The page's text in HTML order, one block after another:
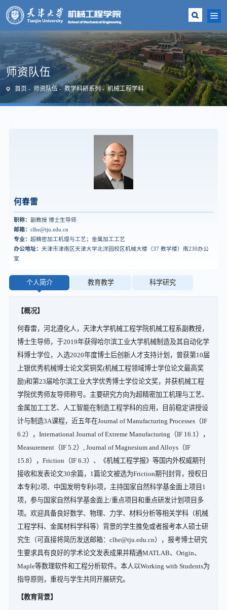
师资队伍
首页 师资队伍 教学科研系列 机械工程学科
何春雷
职称： 副教授 博士生导师
邮箱： clhe@tju.edu.cn
专业： 超精密加工机理与工艺；金属加工工艺
办公地址： 天津市津南区天津大学北洋园校区机械大楼（37 教学楼）南230办公
室
个人简介 教育教学 科学研究
【概况】
何春雷，河北遵化人，天津大学机械工程学院机械工程系副教授，
博士生导师，于2019年获得哈尔滨工业大学机械制造及其自动化学
科博士学位，入选2020年度博士后创新人才支持计划，曾获第10届
上银优秀机械博士论文奖铜奖(机械工程领域博士学位论文最高奖
励)和第23届哈尔滨工业大学优秀博士学位论文奖，并获机械工程
学院优秀师友导师称号。主要研究方向为超精密加工机理与工艺、
金属加工工艺、人工智能在制造工程学科的应用，目前稳定讲授设
计与制造3A课程，近五年在Journal of Manufacturing Processes（IF
6.2），International Journal of Extreme Manufacturing（IF 16.1），
Measurement（IF 5.2）, Journal of Magnesium and Alloys（IF
15.8），Friction（IF 6.3）、《机械工程学报》等国内外权威期刊
接收和发表论文30余篇，1篇论文被选为Friction期刊封背，授权日
本专利2项、中国发明专利6项，主持国家自然科学基金面上项目1
项，参与国家自然科学基金面上/重点项目和重点研发计划项目多
项。欢迎具备良好数学、物理、力学、材料分析等相关学科（机械
工程学科、金属材料学科等）背景的学生推免或者报考本人硕士研
究生（可直接将简历发送邮箱：clhe@tju.edu.cn），报考博士研究
生要求具有良好的学术论文发表成果并精通MATLAB、Origin、
Maple等数理软件和工程分析软件。本人以Working with Students为
指导原则，重视与学生共同开展研究。
【教育背景】